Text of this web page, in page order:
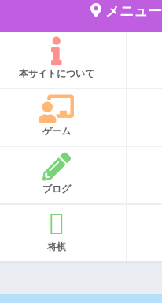
メニュー
本サイトについて
ゲーム
ブログ
将棋